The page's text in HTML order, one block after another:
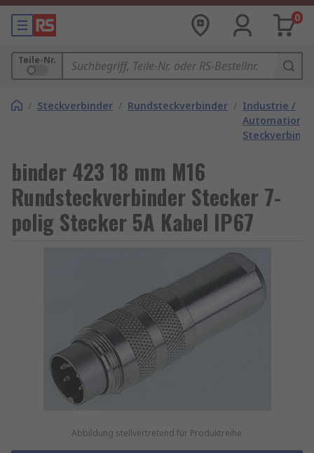
0
Teile-Nr.
/ Steckverbinder / Rundsteckverbinder / Industrie /
Automation
binder 423 18 mm M16
Rundsteckverbinder Stecker 7-
polig Stecker 5A Kabel IP67
Abbildung stellvertretend für Produktreihe